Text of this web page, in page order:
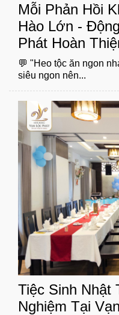
Mỗi Phản Hồi
Hào Lớn -
Phát Hoàn
💬 "Heo tộc ăn ngon
siêu ngon nên...
Tiệc Sinh Nhật
Nghiệm Tại